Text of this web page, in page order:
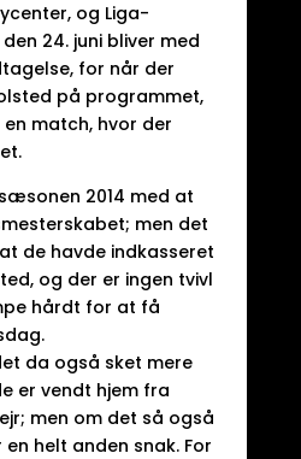
og Liga-
24. juni bliver med
for når der
på programmet,
match, hvor der
2014 med at
men det
de havde indkasseret
og der er ingen tvivl
hårdt for at få
da også sket mere
er vendt hjem fra
men om det så også
helt anden snak. For